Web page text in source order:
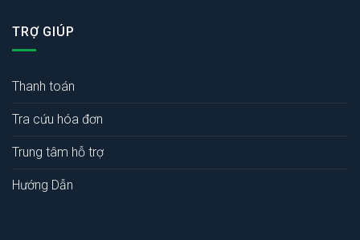
TRỢ GIÚP
Thanh toán
Tra cứu hóa đơn
Trung tâm hỗ trợ
Hướng Dẫn